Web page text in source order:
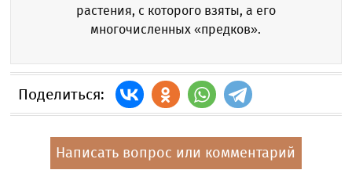
растения, с которого взяты, а его
многочисленных «предков».
Поделиться:
Написать вопрос или комментарий